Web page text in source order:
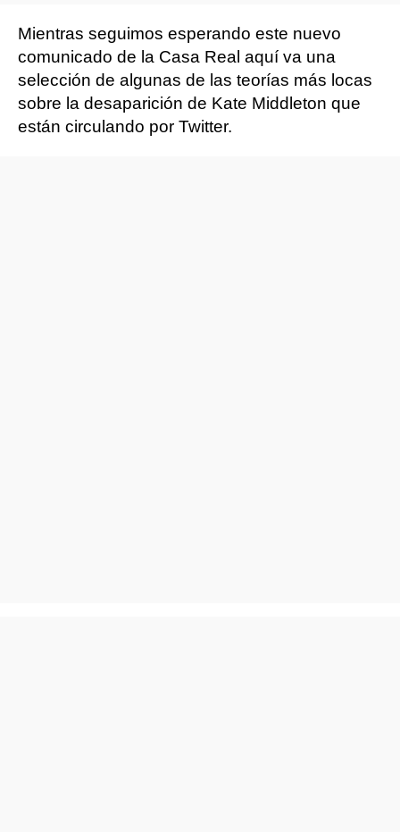
Mientras seguimos esperando este nuevo
comunicado de la Casa Real aquí va una
selección de algunas de las teorías más locas
sobre la desaparición de Kate Middleton que
están circulando por Twitter.